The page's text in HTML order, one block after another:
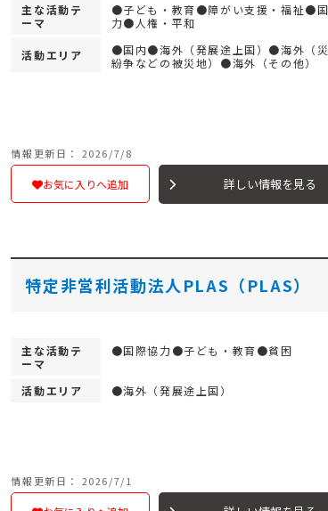
主な活動テ
ーマ
●子ども・教育●障がい支援・福祉●
力●人権・平和
活動エリア
●国内●海外（発展途上国）●海外（災
紛争などの被災地）●海外（その他）
情報更新日： 2026/7/8
お気に入りへ追加 詳しい情報を見る
特定非営利活動法人PLAS（PLAS）
主な活動テ
ーマ
●国際協力●子ども・教育●貧困
活動エリア ●海外（発展途上国）
情報更新日： 2026/7/1